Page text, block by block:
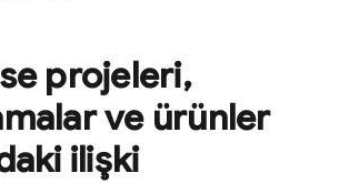
projeleri,
ve ürünler
ilişki